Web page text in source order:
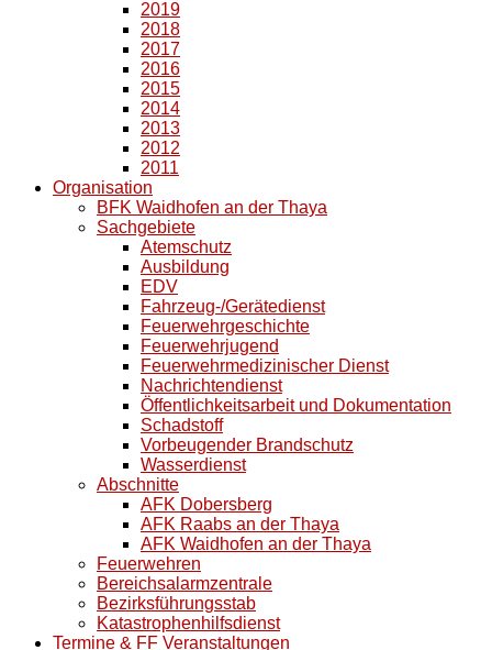
2019
2018
2017
2016
2015
2014
2013
2012
2011
Organisation
BFK Waidhofen an der Thaya
Sachgebiete
Atemschutz
Ausbildung
EDV
Fahrzeug-/Gerätedienst
Feuerwehrgeschichte
Feuerwehrjugend
Feuerwehrmedizinischer Dienst
Nachrichtendienst
Öffentlichkeitsarbeit und Dokumentation
Schadstoff
Vorbeugender Brandschutz
Wasserdienst
Abschnitte
AFK Dobersberg
AFK Raabs an der Thaya
AFK Waidhofen an der Thaya
Feuerwehren
Bereichsalarmzentrale
Bezirksführungsstab
Katastrophenhilfsdienst
Termine & FF Veranstaltungen